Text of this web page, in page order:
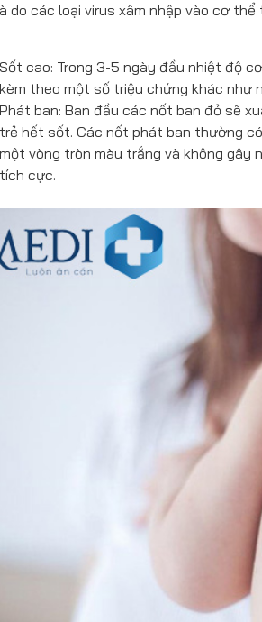
do các loại virus xâm nhập vào cơ
Sốt cao: Trong 3-5 ngày đầu nhiệt độ
kèm theo một số triệu chứng khác như
Phát ban: Ban đầu các nốt ban đỏ sẽ
trẻ hết sốt. Các nốt phát ban thường
một vòng tròn màu trắng và không gây
tích cực.